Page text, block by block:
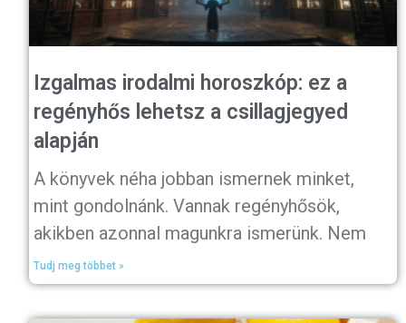
Izgalmas irodalmi horoszkóp: ez a
regényhős lehetsz a csillagjegyed
alapján
A könyvek néha jobban ismernek minket,
mint gondolnánk. Vannak regényhősök,
akikben azonnal magunkra ismerünk. Nem
Tudj meg többet »